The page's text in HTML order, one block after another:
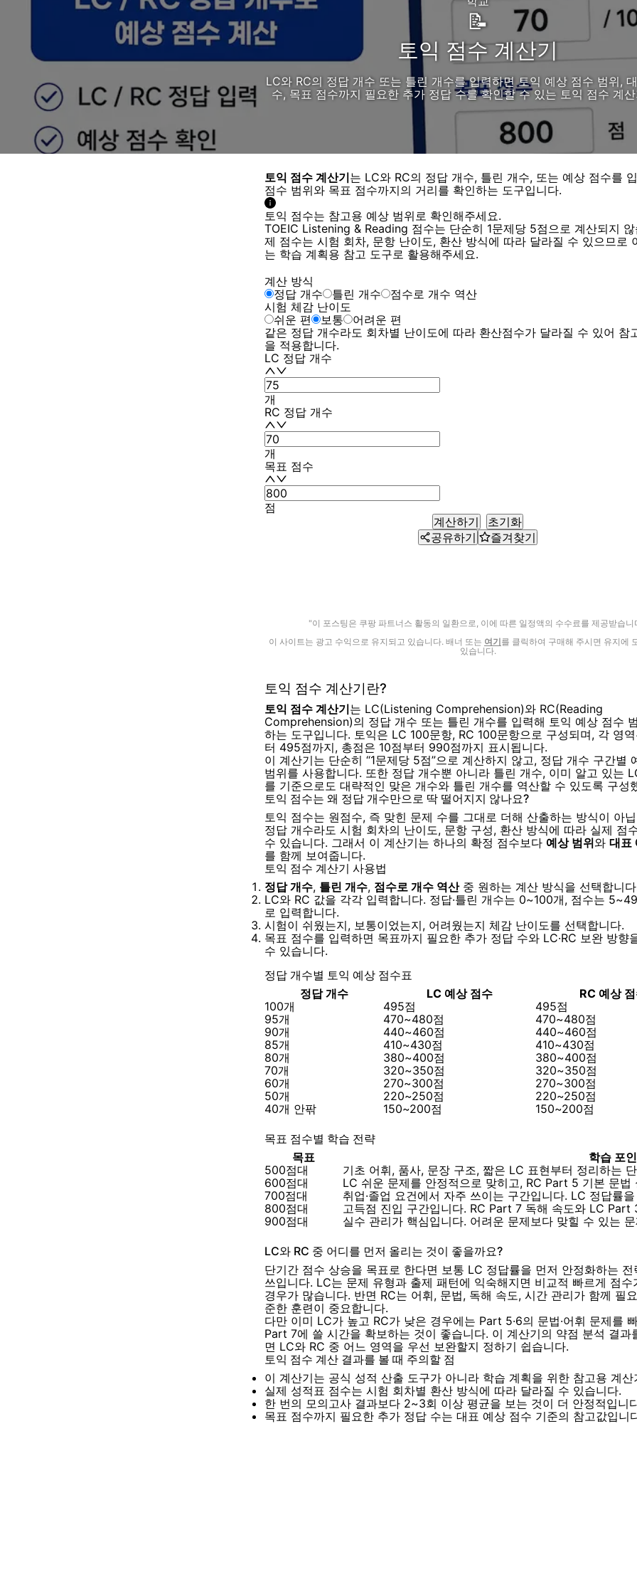
📝
토익 점수 계산기
LC와 RC의 정답 개수 또는 틀린 개수를 입력하면 토익 예상 점수 범위,
수, 목표 점수까지 필요한 추가 정답 수를 확인할 수 있는 토익 점수 계
토익 점수 계산기는 LC와 RC의 정답 개수, 틀린 개수, 또는 예상 점수를
점수 범위와 목표 점수까지의 거리를 확인하는 도구입니다.
토익 점수는 참고용 예상 범위로 확인해주세요.
TOEIC Listening & Reading 점수는 단순히 1문제당 5점으로 계산되지 않
제 점수는 시험 회차, 문항 난이도, 환산 방식에 따라 달라질 수 있으므로
는 학습 계획용 참고 도구로 활용해주세요.
계산 방식
정답 개수
틀린 개수
점수로 개수 역산
시험 체감 난이도
쉬운 편
보통
어려운 편
같은 정답 개수라도 회차별 난이도에 따라 환산점수가 달라질 수 있어 참
을 적용합니다.
LC 정답 개수
개
RC 정답 개수
개
목표 점수
점
계산하기
초기화
공유하기
즐겨찾기
"이 포스팅은 쿠팡 파트너스 활동의 일환으로, 이에 따른 일정액의 수수료를 제공받습니
이 사이트는 광고 수익으로 유지되고 있습니다. 배너 또는 여기를 클릭하여 구매해 주시면 유지에
있습니다.
토익 점수 계산기란?
토익 점수 계산기는 LC(Listening Comprehension)와 RC(Reading
Comprehension)의 정답 개수 또는 틀린 개수를 입력해 토익 예상 점수
하는 도구입니다. 토익은 LC 100문항, RC 100문항으로 구성되며, 각 영
터 495점까지, 총점은 10점부터 990점까지 표시됩니다.
이 계산기는 단순히 “1문제당 5점”으로 계산하지 않고, 정답 개수 구간별
범위를 사용합니다. 또한 정답 개수뿐 아니라 틀린 개수, 이미 알고 있는
를 기준으로도 대략적인 맞은 개수와 틀린 개수를 역산할 수 있도록 구성
토익 점수는 왜 정답 개수만으로 딱 떨어지지 않나요?
토익 점수는 원점수, 즉 맞힌 문제 수를 그대로 더해 산출하는 방식이 아
정답 개수라도 시험 회차의 난이도, 문항 구성, 환산 방식에 따라 실제 점
수 있습니다. 그래서 이 계산기는 하나의 확정 점수보다 예상 범위와 대표
를 함께 보여줍니다.
토익 점수 계산기 사용법
정답 개수, 틀린 개수, 점수로 개수 역산중 원하는 계산 방식을 선택합니
LC와 RC 값을 각각 입력합니다. 정답·틀린 개수는 0~100개, 점수는
로 입력합니다.
시험이 쉬웠는지, 보통이었는지, 어려웠는지 체감 난이도를 선택합니다.
목표 점수를 입력하면 목표까지 필요한 추가 정답 수와 LC·RC 보완 방향
수 있습니다.
정답 개수별 토익 예상 점수표
정답 개수
LC 예상 점수
RC 예상
100개
495점
495점
95개
470~480점
470~480점
90개
440~460점
440~460점
85개
410~430점
410~430점
80개
380~400점
380~400점
70개
320~350점
320~350점
60개
270~300점
270~300점
50개
220~250점
220~250점
40개 안팎
150~200점 150~200점
목표 점수별 학습 전략
목표
학습 포
500점대
기초 어휘, 품사, 문장 구조, 짧은 LC 표현부터 정리하는
600점대
LC 쉬운 문제를 안정적으로 맞히고, RC Part 5 기본 문법
700점대
취업·졸업 요건에서 자주 쓰이는 구간입니다. LC 정답률
800점대
고득점 진입 구간입니다. RC Part 7 독해 속도와 LC Part
900점대
실수 관리가 핵심입니다. 어려운 문제보다 맞힐 수 있는
LC와 RC 중 어디를 먼저 올리는 것이 좋을까요?
단기간 점수 상승을 목표로 한다면 보통 LC 정답률을 먼저 안정화하는 전
쓰입니다. LC는 문제 유형과 출제 패턴에 익숙해지면 비교적 빠르게 점수
경우가 많습니다. 반면 RC는 어휘, 문법, 독해 속도, 시간 관리가 함께 필
준한 훈련이 중요합니다.
다만 이미 LC가 높고 RC가 낮은 경우에는 Part 5·6의 문법·어휘 문제를
Part 7에 쓸 시간을 확보하는 것이 좋습니다. 이 계산기의 약점 분석 결과
면 LC와 RC 중 어느 영역을 우선 보완할지 정하기 쉽습니다.
토익 점수 계산 결과를 볼 때 주의할 점
이 계산기는 공식 성적 산출 도구가 아니라 학습 계획을 위한 참고용 계산
실제 성적표 점수는 시험 회차별 환산 방식에 따라 달라질 수 있습니다.
한 번의 모의고사 결과보다 2~3회 이상 평균을 보는 것이 더 안정적입니
목표 점수까지 필요한 추가 정답 수는 대표 예상 점수 기준의 참고값입니